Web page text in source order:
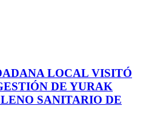
LOCAL VISITÓ
DE YURAK
SANITARIO DE